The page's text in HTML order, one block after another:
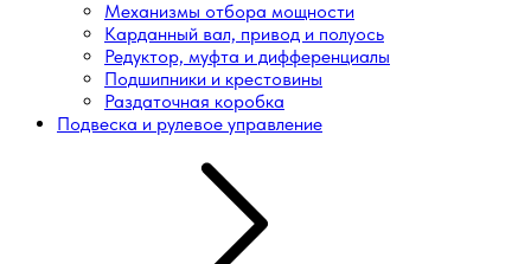
Механизмы отбора мощности
Карданный вал, привод и полуось
Редуктор, муфта и дифференциалы
Подшипники и крестовины
Раздаточная коробка
Подвеска и рулевое управление